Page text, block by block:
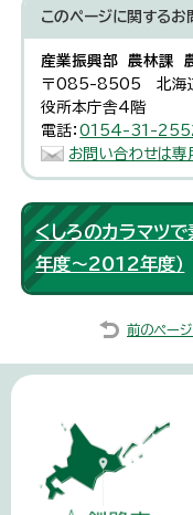
このページに関するお
産業振興部 農林課
〒085-8505 北海
役所本庁舎4階
電話：0154-31-
お問い合わせは専
くしろのカラマツ
年度～2012年度）
前のペー